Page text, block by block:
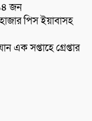
জন
পিস ইয়াবাসহ
এক সপ্তাহে গ্রেপ্তার